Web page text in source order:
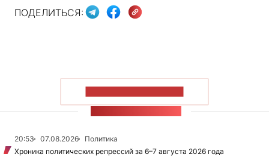
ПОДЕЛИТЬСЯ:
20:53 07.08.2026
Политика
Хроника политических репрессий за 6–7 августа 2026 года